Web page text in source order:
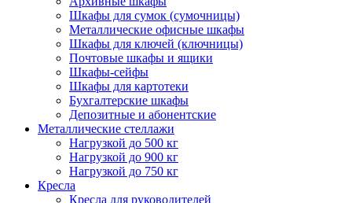
Шкафы для сумок (сумочницы)
Металлические офисные шкафы
Шкафы для ключей (ключницы)
Почтовые шкафы и ящики
Шкафы-сейфы
Шкафы для картотеки
Бухгалтерские шкафы
Депозитные и абонентские
Металлические стеллажи
Нагрузкой до 500 кг
Нагрузкой до 900 кг
Нагрузкой до 750 кг
Кресла
Кресла для руководителей